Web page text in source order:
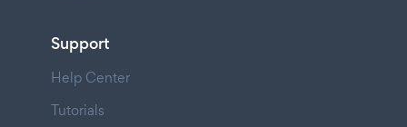
Support
Help Center
Tutorials